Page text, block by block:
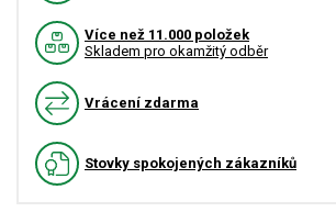
Více než 11.000 položek
Skladem pro okamžitý odběr
Vrácení zdarma
Stovky spokojených zákazníků